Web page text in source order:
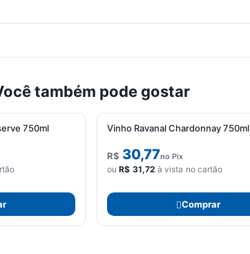
também pode gostar
750ml Vinho Ravanal Chardonnay 750ml
R$ 30,77no Pix
ouR$ 31,72 à vista no cartão
Comprar